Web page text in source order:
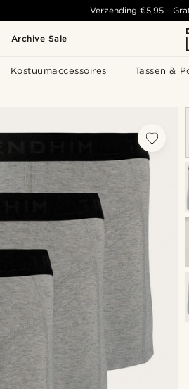
Archive Sale
Kostuumaccessoires Tassen &
Verzending €5,95-